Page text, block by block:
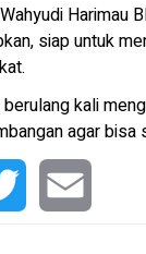
Harimau
siap untuk
kali
agar bisa